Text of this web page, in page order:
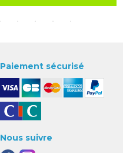
Paiement sécurisé
Nous suivre